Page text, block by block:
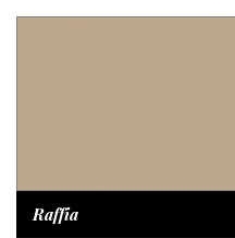
Raffia